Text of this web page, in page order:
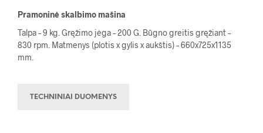
Pramoninė skalbimo mašina
Talpa – 9 kg. Gręžimo jėga – 200 G. Būgno greitis gręžiant –
830 rpm. Matmenys (plotis x gylis x aukštis) – 660x725x1135
mm.
TECHNINIAI DUOMENYS